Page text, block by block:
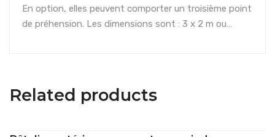
En option, elles peuvent comporter un troisième point
de préhension. Les dimensions sont : 3 x 2 m ou…
Related products